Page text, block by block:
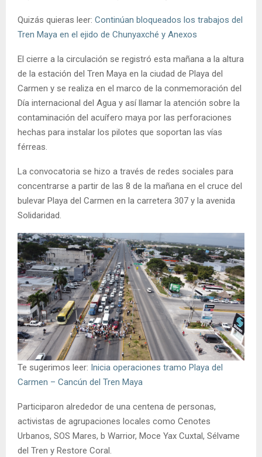
Quizás quieras leer: Continúan bloqueados los trabajos del
Tren Maya en el ejido de Chunyaxché y Anexos
El cierre a la circulación se registró esta mañana a la altura
de la estación del Tren Maya en la ciudad de Playa del
Carmen y se realiza en el marco de la conmemoración del
Día internacional del Agua y así llamar la atención sobre la
contaminación del acuífero maya por las perforaciones
hechas para instalar los pilotes que soportan las vías
férreas.
La convocatoria se hizo a través de redes sociales para
concentrarse a partir de las 8 de la mañana en el cruce del
bulevar Playa del Carmen en la carretera 307 y la avenida
Solidaridad.
Te sugerimos leer: Inicia operaciones tramo Playa del
Carmen – Cancún del Tren Maya
Participaron alrededor de una centena de personas,
activistas de agrupaciones locales como Cenotes
Urbanos, SOS Mares, b Warrior, Moce Yax Cuxtal, Sélvame
del Tren y Restore Coral.